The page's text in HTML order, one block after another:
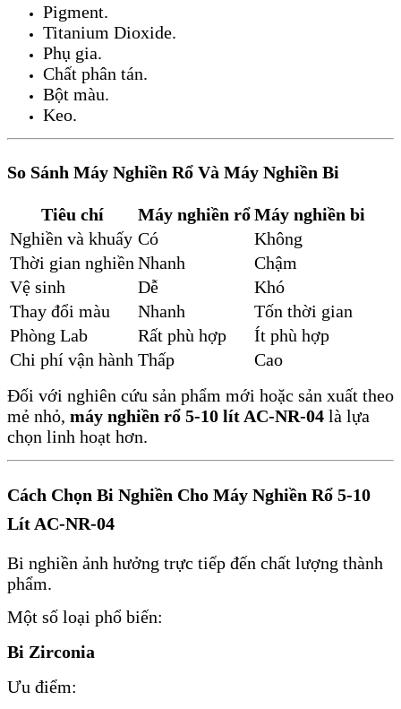
Pigment.
Titanium Dioxide.
Phụ gia.
Chất phân tán.
Bột màu.
Keo.
So Sánh Máy Nghiền Rổ Và Máy Nghiền Bi
Tiêu chí Máy nghiền rổMáy nghiền bi
Nghiền và khuấy Có
Không
Thời gian nghiền Nhanh
Chậm
Vệ sinh
Dễ
Khó
Thay đổi màu
Nhanh
Tốn thời gian
Phòng Lab
Rất phù hợp
Ít phù hợp
Chi phí vận hành Thấp
Cao
Đối với nghiên cứu sản phẩm mới hoặc sản xuất theo
mẻ nhỏ, máy nghiền rổ 5-10 lít AC-NR-04 là lựa
chọn linh hoạt hơn.
Cách Chọn Bi Nghiền Cho Máy Nghiền Rổ 5-10
Lít AC-NR-04
Bi nghiền ảnh hưởng trực tiếp đến chất lượng thành
phẩm.
Một số loại phổ biến:
Bi Zirconia
Ưu điểm: